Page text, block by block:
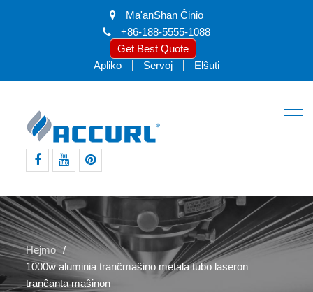
Ma'anShan Ĉinio
+86-188-5555-1088
Get Best Quote
Apliko
Servoj Elŝuti
Hejmo
1000w aluminia tranĉmaŝino metala tubo laseron
tranĉanta maŝinon